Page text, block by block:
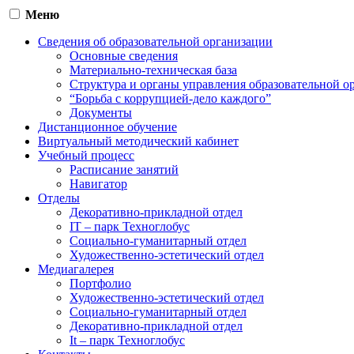
Меню
Сведения об образовательной организации
Основные сведения
Материально-техническая база
Структура и органы управления образовательной
“Борьба с коррупцией-дело каждого”
Документы
Дистанционное обучение
Виртуальный методический кабинет
Учебный процесс
Расписание занятий
Навигатор
Отделы
Декоративно-прикладной отдел
IT – парк Техноглобус
Социально-гуманитарный отдел
Художественно-эстетический отдел
Медиагалерея
Портфолио
Художественно-эстетический отдел
Социально-гуманитарный отдел
Декоративно-прикладной отдел
It – парк Техноглобус